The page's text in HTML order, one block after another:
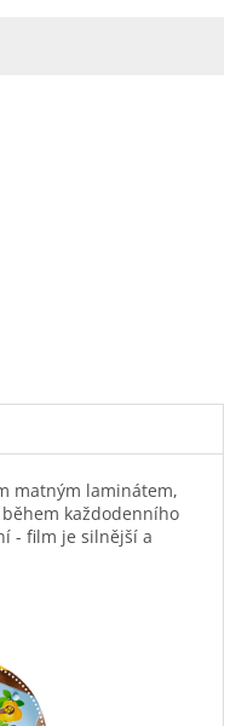
matným laminátem,
každodenního
- film je silnější a